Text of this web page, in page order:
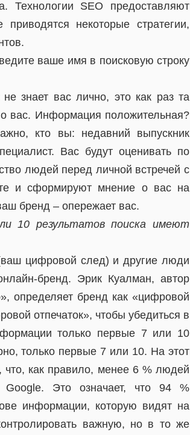
Технологии SEO предоставляют
некоторые стратегии,
ваше имя в поисковую строку
знает вас лично, это как раз та
вас. Информация положительная?
кто вы: недавний выпускник
Вас будут оценивать по
людей перед личной встречей с
и сформируют мнение о вас на
бренд – опережает вас.
10 результатов поиска имеют
цифровой след) и другие люди
бренд. Эрик Куалман, автор
определяет бренд как «цифровой
отпечаток», чтобы убедиться в
только первые 7 или 10
только первые 7 или 10. На этот
что, как правило, менее 6 % людей
Это означает, что 94 %
информации, которую видят на
важную, но в то же